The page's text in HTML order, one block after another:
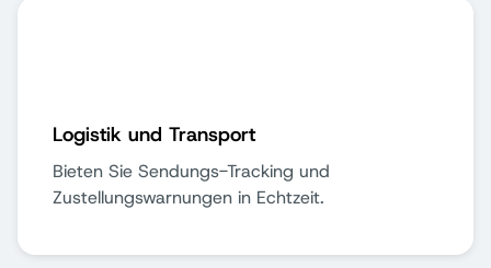
Logistik und Transport
Bieten Sie Sendungs-Tracking und
Zustellungswarnungen in Echtzeit.